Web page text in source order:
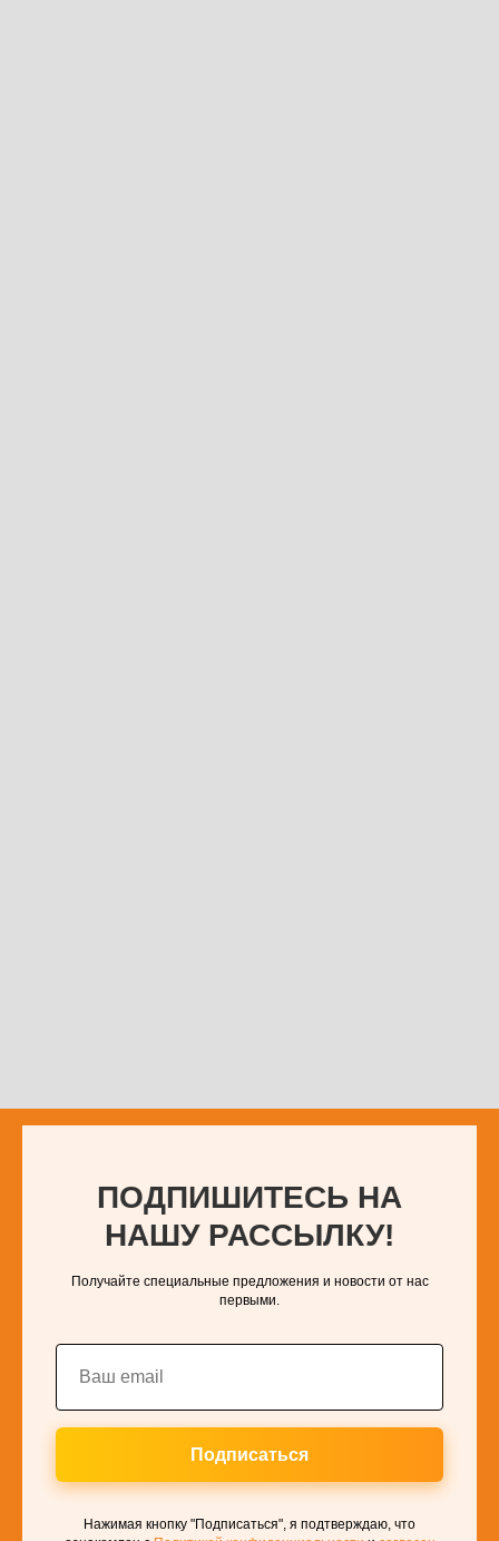
ПОДПИШИТЕСЬ НА
НАШУ РАССЫЛКУ!
Получайте специальные предложения и новости от нас
первыми.
Подписаться
Нажимая кнопку "Подписаться", я подтверждаю, что